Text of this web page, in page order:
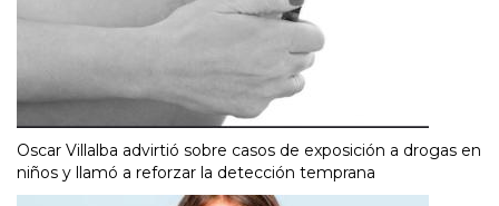
Oscar Villalba advirtió sobre casos de exposición a drogas en
niños y llamó a reforzar la detección temprana